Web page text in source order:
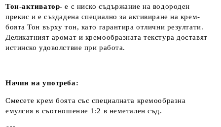
Тон-активатор- е с ниско съдържание на водороден
прекис и е създадена специално за активиране на крем-
боята Тон върху тон, като гарантира отлични резултати.
Деликатният аромат и кремообразната текстура доставят
истинско удоволствие при работа.
Начин на употреба:
Смесете крем боята със специалната кремообразна
емулсия в съотношение 1:2 в неметален съд.